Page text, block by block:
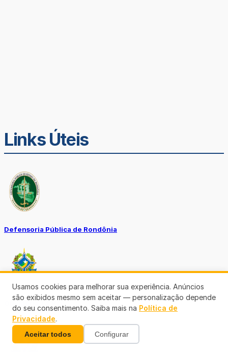
Links Úteis
Defensoria Pública de Rondônia
Ouvidoria TJ-RO
Usamos cookies para melhorar sua experiência. Anúncios
são exibidos mesmo sem aceitar — personalização depende
do seu consentimento. Saiba mais na Política de
Privacidade.
Aceitar todos Configurar